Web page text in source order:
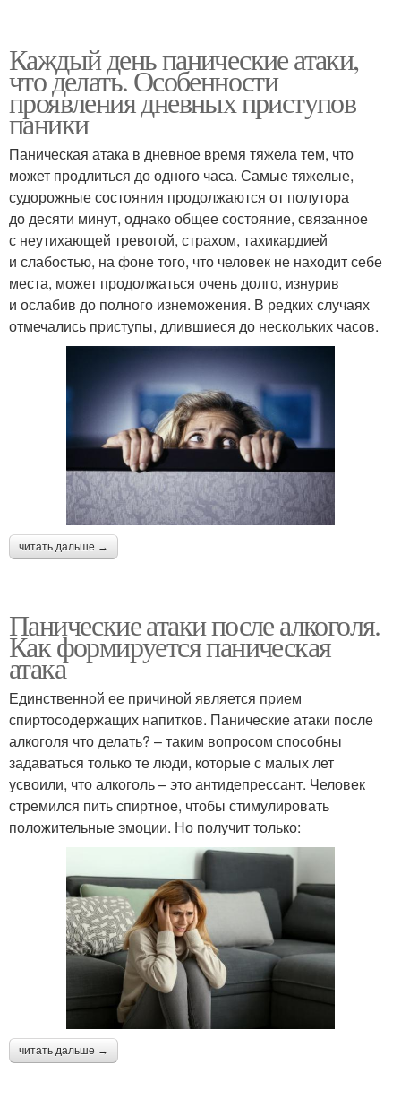
Каждый день панические атаки,
что делать. Особенности
проявления дневных приступов
паники
Паническая атака в дневное время тяжела тем, что
может продлиться до одного часа. Самые тяжелые,
судорожные состояния продолжаются от полутора
до десяти минут, однако общее состояние, связанное
с неутихающей тревогой, страхом, тахикардией
и слабостью, на фоне того, что человек не находит себе
места, может продолжаться очень долго, изнурив
и ослабив до полного изнеможения. В редких случаях
отмечались приступы, длившиеся до нескольких часов.
читать дальше →
Панические атаки после алкоголя.
Как формируется паническая
атака
Единственной ее причиной является прием
спиртосодержащих напитков. Панические атаки после
алкоголя что делать? – таким вопросом способны
задаваться только те люди, которые с малых лет
усвоили, что алкоголь – это антидепрессант. Человек
стремился пить спиртное, чтобы стимулировать
положительные эмоции. Но получит только:
читать дальше →